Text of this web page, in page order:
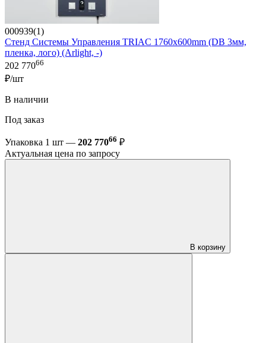
000939(1)
Стенд Системы Управления TRIAC 1760x600mm (DB 3мм,
пленка, лого) (Arlight, -)
202 77066
₽/шт
В наличии
Под заказ
Упаковка 1 шт — 202 77066 ₽
Актуальная цена по запросу
В корзину